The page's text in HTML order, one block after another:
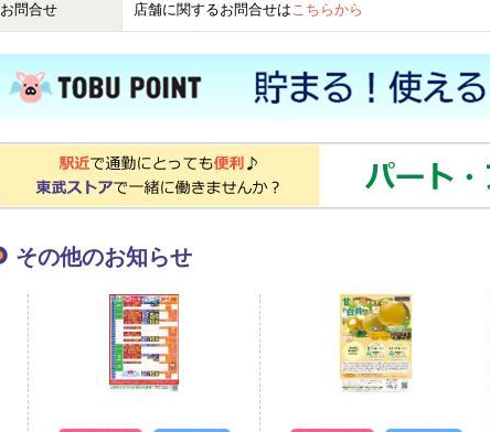
お問合せ 店舗に関するお問合せはこちらから
その他のお知らせ